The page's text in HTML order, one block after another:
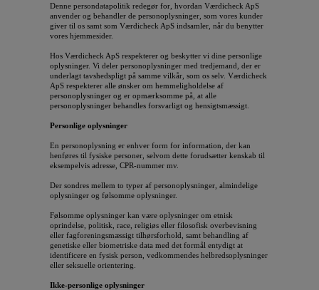
Denne persondatapolitik redegør for, hvordan Værdicheck ApS
anvender og behandler de personoplysninger, som vores kunder
giver til os samt som Værdicheck ApS indsamler, når du benytter
vores hjemmesider.
Hos Værdicheck ApS respekterer og beskytter vi dine personlige
oplysninger. Vi deler personoplysninger med tredjemand, der er
underlagt tavshedspligt på samme vilkår, som os selv. Værdicheck
ApS respekterer alle ønsker om hemmeligholdelse af
personoplysninger og er opmærksomme på, at alle
personoplysninger behandles forsvarligt og hensigtsmæssigt.
Personlige oplysninger
En personoplysning er enhver form for information, der kan
henføres til fysiske personer, selvom dette forudsætter kenskab til
eksempelvis adresse, CPR-nummer mv.
Der sondres mellem to typer af personoplysninger, almindelige
oplysninger og følsomme oplysninger.
Følsomme oplysninger kan være oplysninger om etnisk
oprindelse, politisk, race, religiøs eller filosofisk overbevisning
eller fagforeningsmæssigt tilhørsforhold, samt behandling af
genetiske eller biometriske data med det formål entydigt at
identificere en fysisk person, vedkommendes helbredsoplysninger
eller seksuelle orientering.
Ikke-personlige oplysninger